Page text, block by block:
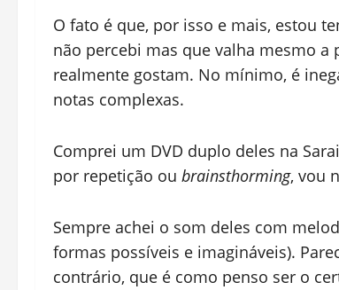
O fato é que, por isso e mais, estou
não percebi mas que valha mesmo
realmente gostam. No mínimo, é
notas complexas.
Comprei um DVD duplo deles na
por repetição ou brainsthorming, vou
Sempre achei o som deles com
formas possíveis e imagináveis).
contrário, que é como penso ser o